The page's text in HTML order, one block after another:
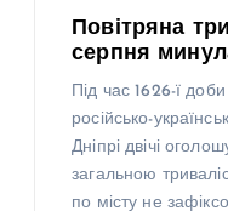
Повітряна
серпня
Під час 1626-ї
російсько-
Дніпрі двічі
загальною
по місту не